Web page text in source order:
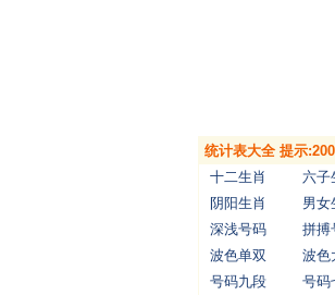
统计表大全 提示
十二生肖
六子
阴阳生肖
男女
深浅号码
拼搏
波色单双
波色
号码九段
号码